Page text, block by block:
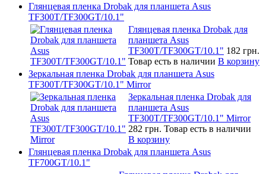
Глянцевая пленка Drobak для планшета Asus
TF300T/TF300GT/10.1"
Глянцевая пленка Drobak для
планшета Asus
TF300T/TF300GT/10.1" 182 грн.
Товар есть в наличии В корзину
Зеркальная пленка Drobak для планшета Asus
TF300T/TF300GT/10.1" Mirror
Зеркальная пленка Drobak для
планшета Asus
TF300T/TF300GT/10.1" Mirror
282 грн. Товар есть в наличии
В корзину
Глянцевая пленка Drobak для планшета Asus
TF700GT/10.1"